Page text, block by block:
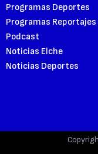
Programas Deportes
Programas Reportajes
Podcast
Noticias Elche
Noticias Deportes